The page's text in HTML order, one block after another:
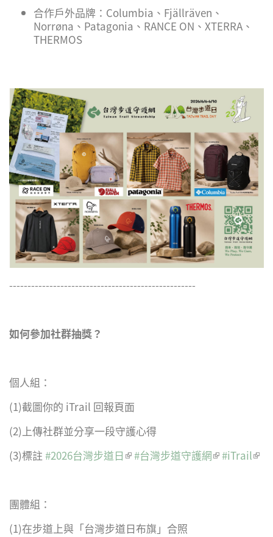
合作戶外品牌：Columbia、Fjällräven、
Norrøna、Patagonia、RANCE ON、XTERRA、
THERMOS
---------------------------------------------------
如何參加社群抽獎？
個人組：
(1)截圖你的 iTrail 回報頁面
(2)上傳社群並分享一段守護心得
(3)標註 #2026台灣步道日 (link is external)
#台灣步道守護網(link is
#iTrail
團體組：
(1)在步道上與「台灣步道日布旗」合照